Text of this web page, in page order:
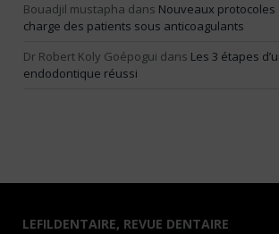
Bouadjil mustapha dans Nouveaux protocoles
charge des patients sous anticoagulants
Dr Robert Koly Goépogui dans Les 3 étapes
endodontique réussi
LEFILDENTAIRE, REVUE DENTAIRE